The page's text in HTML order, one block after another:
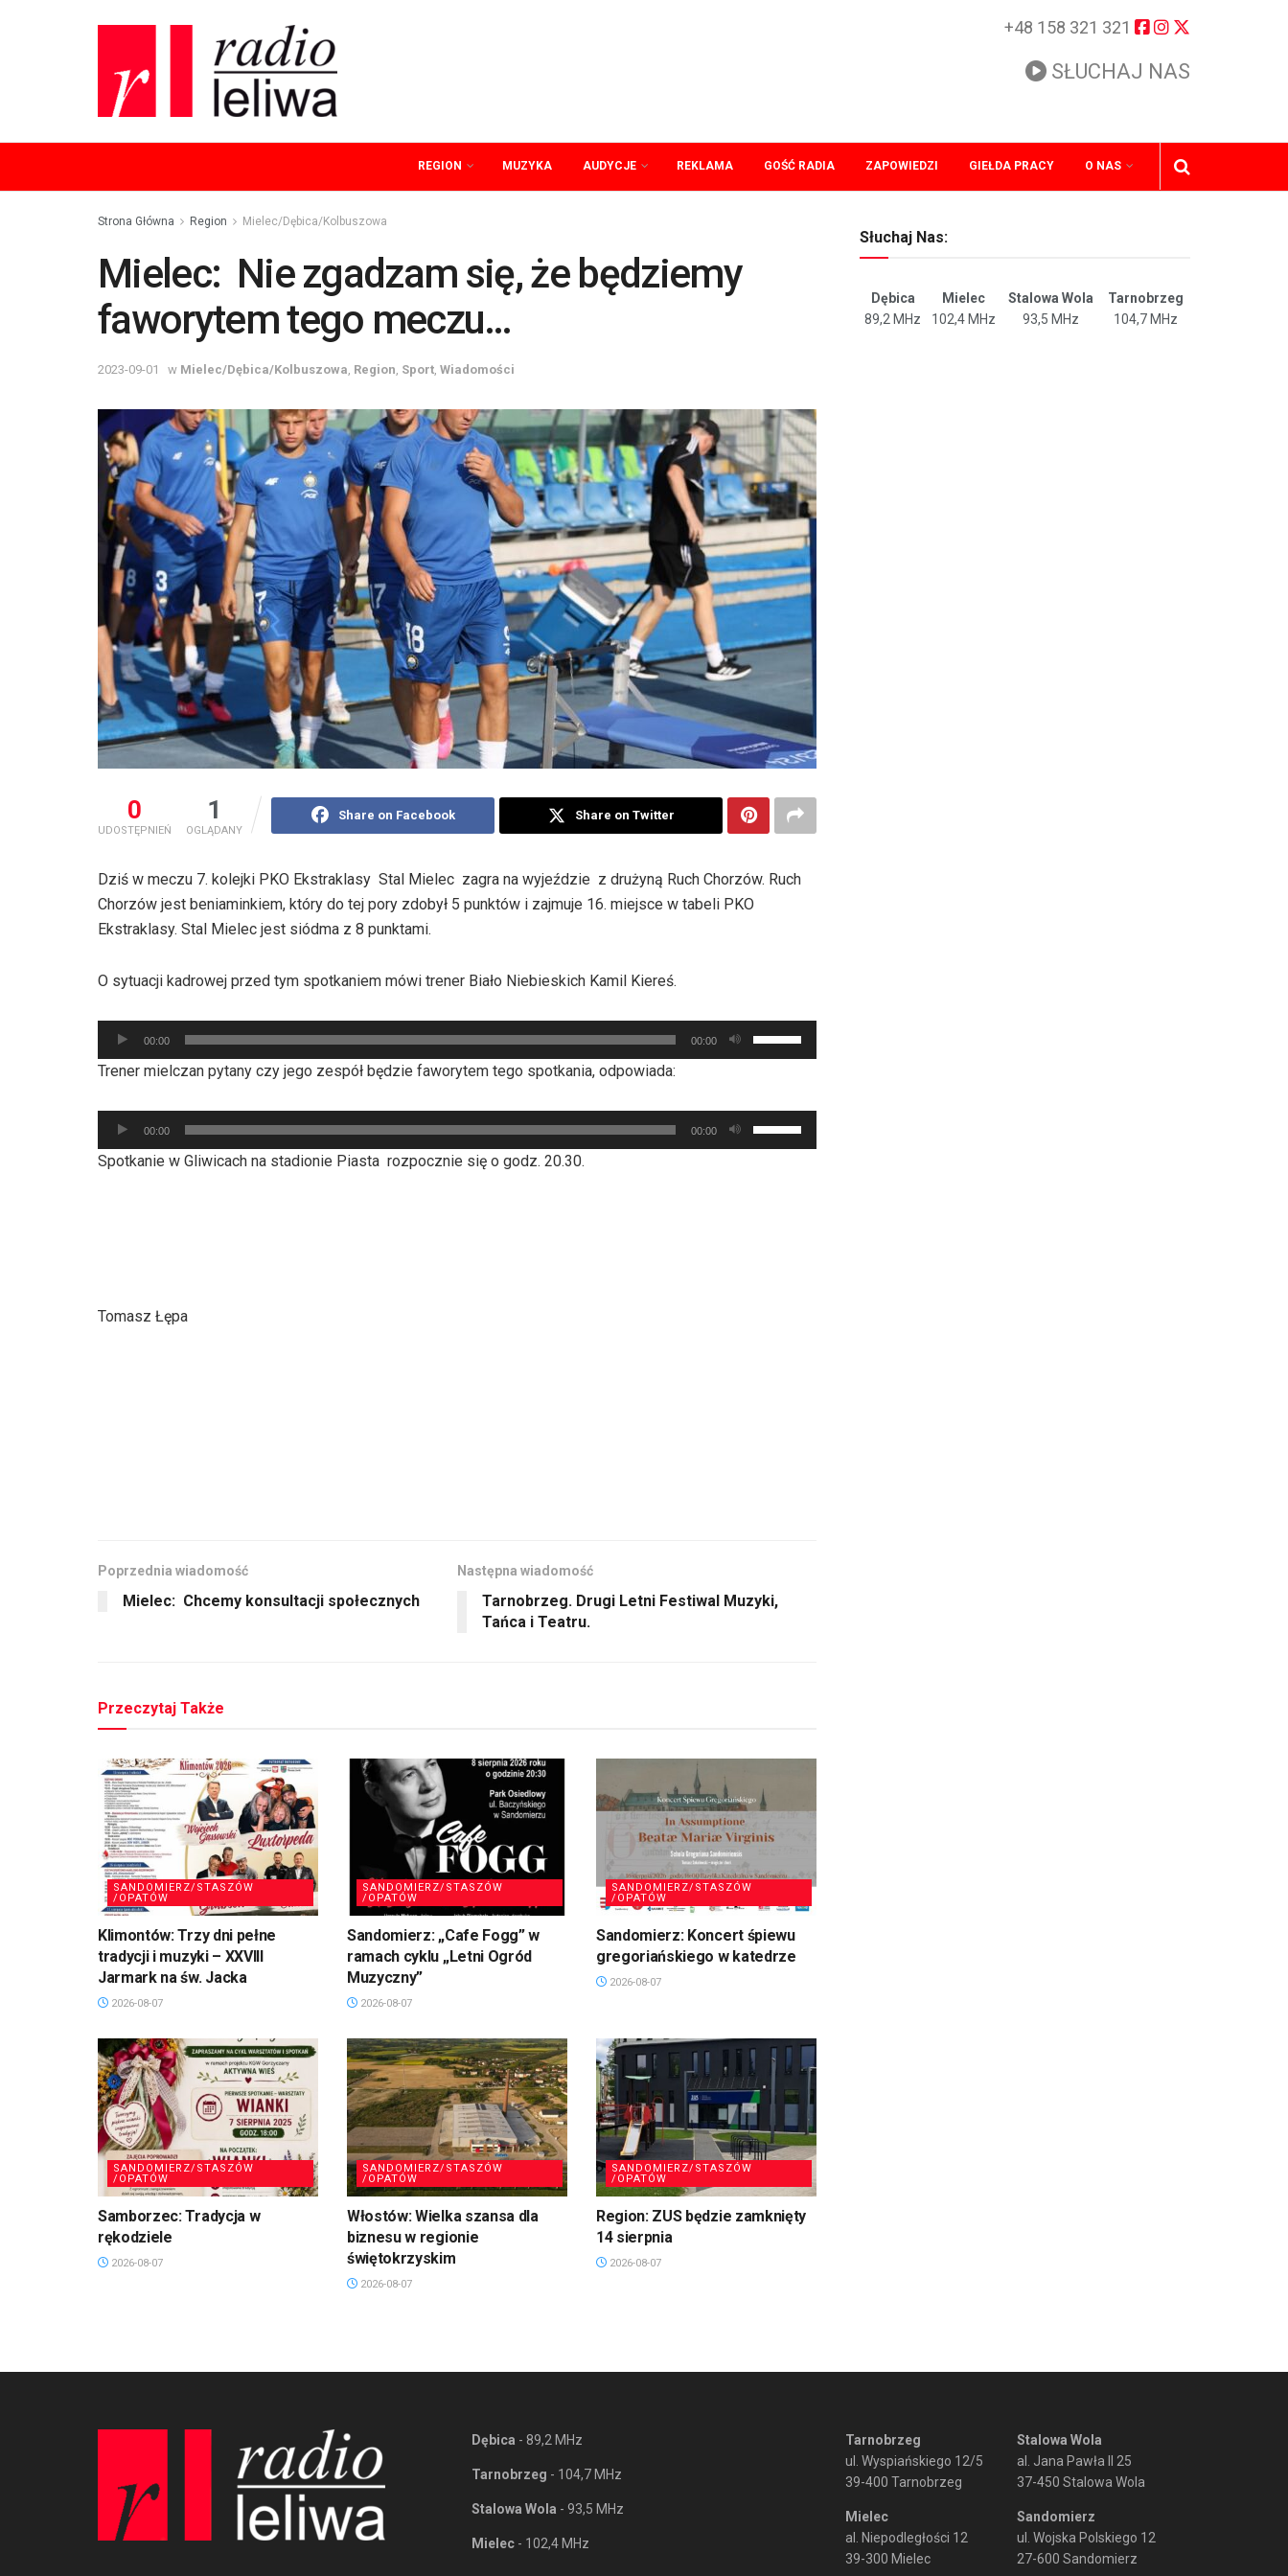
+48 158 321 321
SŁUCHAJ NAS
REGION MUZYKA AUDYCJE REKLAMA GOŚĆ RADIA ZAPOWIEDZI GIEŁDA PRACY O NAS
Strona Główna Region Mielec/Dębica/Kolbuszowa
Mielec: Nie zgadzam się, że będziemy
faworytem tego meczu…
2023-09-01 w Mielec/Dębica/Kolbuszowa Region Sport Wiadomości
0
UDOSTĘPNIEŃ
1
OGLĄDANY
Share on Facebook Share on Twitter
Dziś w meczu 7. kolejki PKO Ekstraklasy Stal Mielec zagra na wyjeździe z drużyną Ruch Chorzów. Ruch
Chorzów jest beniaminkiem, który do tej pory zdobył 5 punktów i zajmuje 16. miejsce w tabeli PKO
Ekstraklasy. Stal Mielec jest siódma z 8 punktami.
O sytuacji kadrowej przed tym spotkaniem mówi trener Biało Niebieskich Kamil Kiereś.
Odtwarzacz
plików
dźwiękowych
00:00 00:00
strzałek
oraz
Trener mielczan pytany czy jego zespół będzie faworytem tego spotkania, odpowiada:
Odtwarzacz
plików
dźwiękowych
00:00 00:00
strzałek
Spotkanie w Gliwicach na stadionie Piasta rozpocznie się o godz. 20.30.
Tomasz Łępa
Poprzednia wiadomość
Mielec: Chcemy konsultacji społecznych
Następna wiadomość
Tarnobrzeg. Drugi Letni Festiwal Muzyki,
Tańca i Teatru.
Przeczytaj Także
SANDOMIERZ/STASZÓW
/OPATÓW
Klimontów: Trzy dni pełne
tradycji i muzyki – XXVIII
Jarmark na św. Jacka
2026-08-07
SANDOMIERZ/STASZÓW
/OPATÓW
Sandomierz: „Cafe Fogg” w
ramach cyklu „Letni Ogród
Muzyczny”
2026-08-07
SANDOMIERZ/STASZÓW
/OPATÓW
Sandomierz: Koncert śpiewu
gregoriańskiego w katedrze
2026-08-07
SANDOMIERZ/STASZÓW
/OPATÓW
Samborzec: Tradycja w
rękodziele
2026-08-07
SANDOMIERZ/STASZÓW
/OPATÓW
Włostów: Wielka szansa dla
biznesu w regionie
świętokrzyskim
2026-08-07
SANDOMIERZ/STASZÓW
/OPATÓW
Region: ZUS będzie zamknięty
14 sierpnia
2026-08-07
Słuchaj Nas:
Dębica Mielec Stalowa Wola
Tarnobrzeg
89,2 MHz
102,4 MHz 93,5 MHz 104,7 MHz
Dębica - 89,2 MHz
Tarnobrzeg - 104,7 MHz
Stalowa Wola - 93,5 MHz
Mielec - 102,4 MHz
Tarnobrzeg
ul. Wyspiańskiego 12/5
39-400 Tarnobrzeg
Mielec
al. Niepodległości 12
39-300 Mielec
Stalowa Wola
al. Jana Pawła II 25
37-450 Stalowa Wola
Sandomierz
ul. Wojska Polskiego 12
27-600 Sandomierz